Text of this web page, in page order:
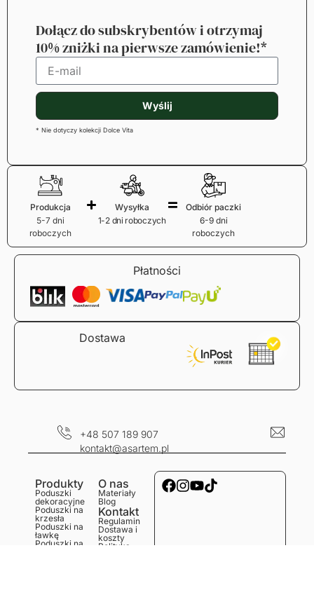
Dołącz do subskrybentów i otrzymaj
10% zniżki na pierwsze zamówienie!*
Wyślij
* Nie dotyczy kolekcji Dolce Vita
Produkcja
5-7 dni
roboczych
Wysyłka
1-2 dni roboczych
Odbiór paczki
6-9 dni
roboczych
Płatności
Dostawa
+48 507 189 907
kontakt@asartem.pl
Produkty
Poduszki
dekoracyjne
Poduszki na
krzesła
Poduszki na
ławkę
Poduszki na
O nas
Materiały
Blog
Kontakt
Regulamin
Dostawa i
koszty
Polityka